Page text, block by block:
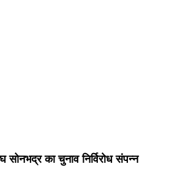
सोनभद्र का चुनाव निर्विरोध संपन्न